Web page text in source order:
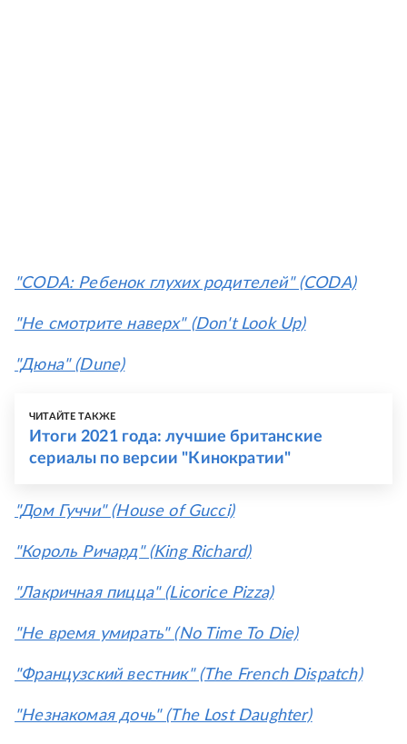
"CODA: Ребенок глухих родителей" (CODA)
"Не смотрите наверх" (Don't Look Up)
"Дюна" (Dune)
ЧИТАЙТЕ ТАКЖЕ
Итоги 2021 года: лучшие британские
сериалы по версии "Кинократии"
"Дом Гуччи" (House of Gucci)
"Король Ричард" (King Richard)
"Лакричная пицца" (Licorice Pizza)
"Не время умирать" (No Time To Die)
"Французский вестник" (The French Dispatch)
"Незнакомая дочь" (The Lost Daughter)